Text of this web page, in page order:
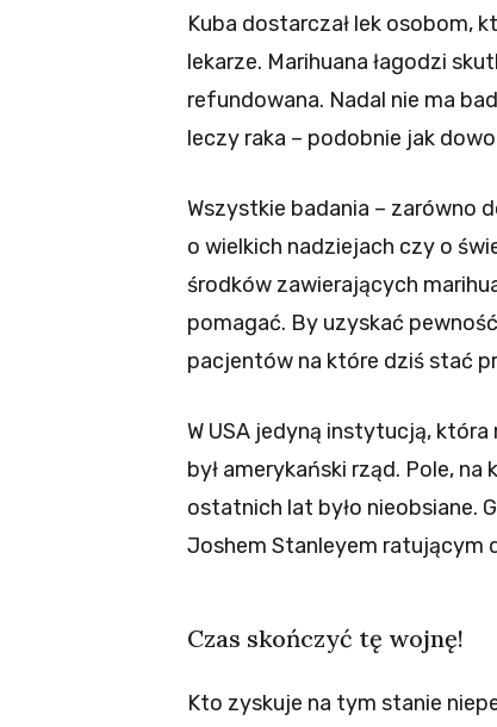
Kuba dostarczał lek osobom,
lekarze. Marihuana łagodzi
refundowana. Nadal nie ma
leczy raka – podobnie jak
Wszystkie badania – zarówno
o wielkich nadziejach czy o
środków zawierających
pomagać. By uzyskać
pacjentów na które dziś stać
W USA jedyną instytucją,
był amerykański rząd. Pole,
ostatnich lat było nieobsiane.
Joshem Stanleyem ratującym
Czas skończyć tę wojnę!
Kto zyskuje na tym stanie